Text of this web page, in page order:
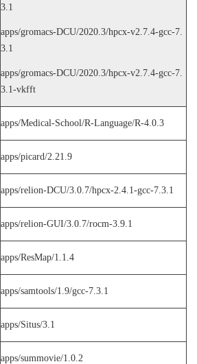
3.1
apps/gromacs-DCU/2020.3/hpcx-v2.7.4-gcc-7.
3.1
apps/gromacs-DCU/2020.3/hpcx-v2.7.4-gcc-7.
3.1-vkfft
apps/Medical-School/R-Language/R-4.0.3
apps/picard/2.21.9
apps/relion-DCU/3.0.7/hpcx-2.4.1-gcc-7.3.1
apps/relion-GUI/3.0.7/rocm-3.9.1
apps/ResMap/1.1.4
apps/samtools/1.9/gcc-7.3.1
apps/Situs/3.1
apps/summovie/1.0.2